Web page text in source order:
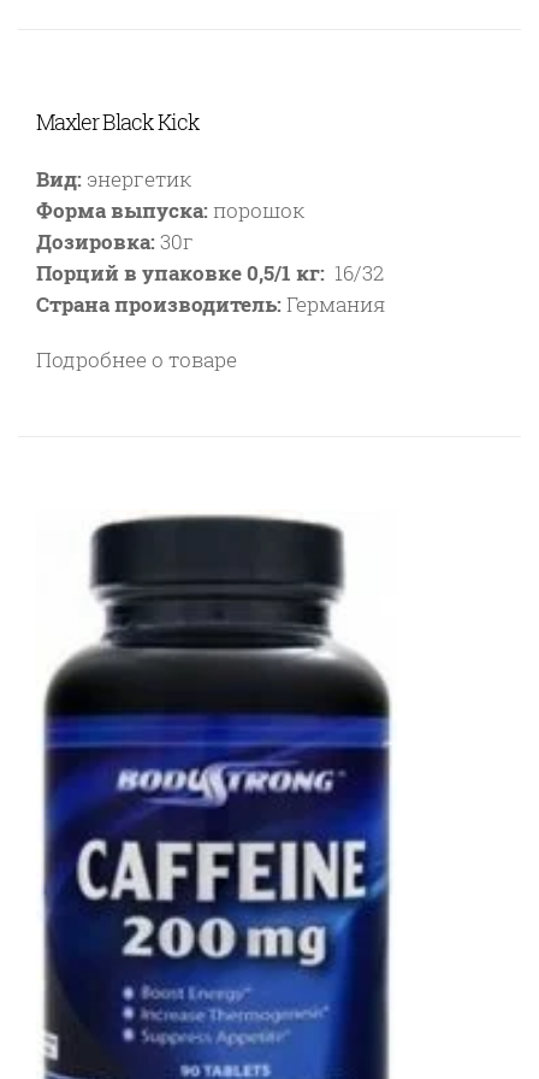
Maxler Black Kick
Вид: энергетик
Форма выпуска: порошок
Дозировка:30г
Порций в упаковке 0,5/1 кг: 16/32
Страна производитель:Германия
Подробнее о товаре